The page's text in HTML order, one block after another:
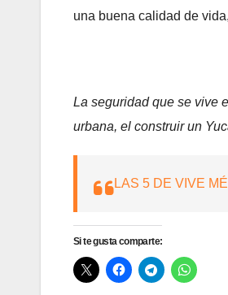
una buena calidad de
La seguridad que se vive
urbana, el construir un
LAS 5 DE VIVE
Si te gusta comparte: